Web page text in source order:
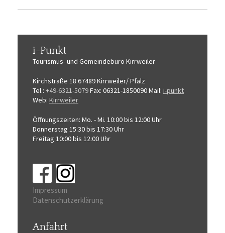
i-Punkt
Tourismus-und Gemeindebüro Kirrweiler
Kirchstraße 18 67489 Kirrweiler/ Pfalz
Tel.: +49-6321-5079Fax: 06321-1850090Mail: i-punkt
Web: Kirrweiler
Öffnungszeiten: Mo. - Mi. 10:00 bis 12:00 Uhr
Donnerstag 15:30 bis 17:30 Uhr
Freitag 10:00 bis 12:00 Uhr
Impressum
Datenschutzerklärung
Anfahrt